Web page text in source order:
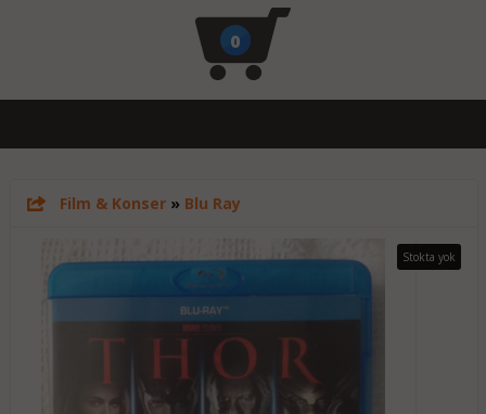
0
Film & Konser» Blu Ray
Stokta yok